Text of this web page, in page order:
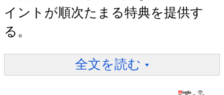
イントが順次たまる特典を提供す
る。
全文を読む